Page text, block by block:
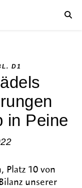
D1
in Peine
Platz 10 von
unserer